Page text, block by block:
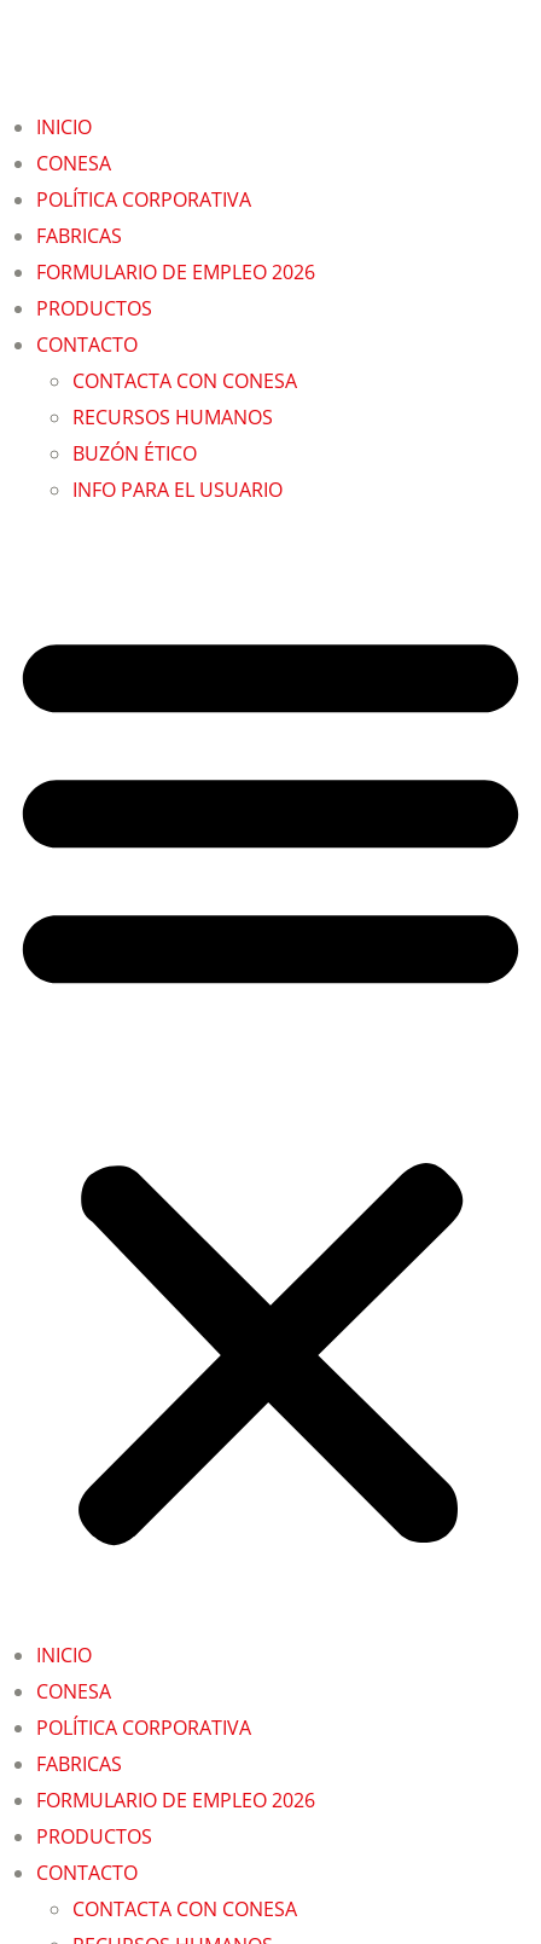
INICIO
CONESA
POLÍTICA CORPORATIVA
FABRICAS
FORMULARIO DE EMPLEO 2026
PRODUCTOS
CONTACTO
CONTACTA CON CONESA
RECURSOS HUMANOS
BUZÓN ÉTICO
INFO PARA EL USUARIO
INICIO
CONESA
POLÍTICA CORPORATIVA
FABRICAS
FORMULARIO DE EMPLEO 2026
PRODUCTOS
CONTACTO
CONTACTA CON CONESA